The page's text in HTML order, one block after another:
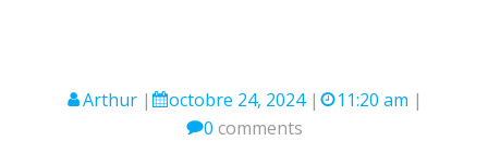
Arthur | octobre 24, 2024 | 11:20 am |
0 comments